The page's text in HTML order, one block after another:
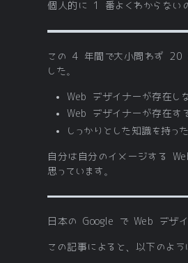
個人的に 1 番よくわからない
この 4 年間で大小問わず 20
した。
Web デザイナーが存在し
Web デザイナーが存在す
しっかりとした知識を持
自分は自分のイメージする
思っています。
日本の Google で Web デザ
この記事によると、以下のよう